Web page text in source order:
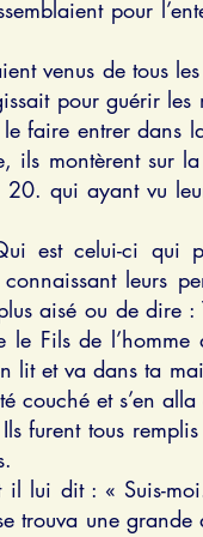
pour
venus de tous
pour guérir les
faire entrer dans
ils montèrent sur
20. qui ayant vu
est celui-ci qui
leurs
aisé ou de dire :
Fils de l’homme
lit et va dans ta
couché et s’en
furent tous
il lui dit : « Suis-
trouva une grande